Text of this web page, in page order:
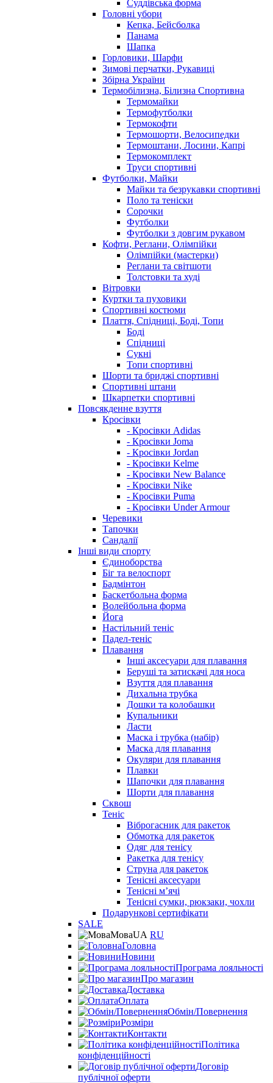
Суддівська форма
Головні убори
Кепка, Бейсболка
Панама
Шапка
Горловики, Шарфи
Зимові перчатки, Рукавиці
Збірна України
Термобілизна, Білизна Спортивна
Термомайки
Термофутболки
Термокофти
Термошорти, Велосипедки
Термоштани, Лосини, Капрі
Термокомплект
Труси спортивні
Футболки, Майки
Майки та безрукавки спортивні
Поло та теніски
Сорочки
Футболки
Футболки з довгим рукавом
Кофти, Реглани, Олімпійки
Олімпійки (мастерки)
Реглани та світшоти
Толстовки та худі
Вітровки
Куртки та пуховики
Спортивні костюми
Плаття, Спідниці, Боді, Топи
Боді
Спідниці
Сукні
Топи спортивні
Шорти та бриджі спортивні
Спортивні штани
Шкарпетки спортивні
Повсякденне взуття
Кросівки
- Кросівки Adidas
- Кросівки Joma
- Кросівки Jordan
- Кросівки Kelme
- Кросівки New Balance
- Кросівки Nike
- Кросівки Puma
- Кросівки Under Armour
Черевики
Тапочки
Сандалії
Інші види спорту
Єдиноборства
Біг та велоспорт
Бадмінтон
Баскетбольна форма
Волейбольна форма
Йога
Настільний теніс
Падел-теніс
Плавання
Інші аксесуари для плавання
Беруші та затискачі для носа
Взуття для плавання
Дихальна трубка
Дошки та колобашки
Купальники
Ласти
Маска і трубка (набір)
Маска для плавання
Окуляри для плавання
Плавки
Шапочки для плавання
Шорти для плавання
Сквош
Теніс
Віброгасник для ракеток
Обмотка для ракеток
Одяг для тенісу
Ракетка для тенісу
Струна для ракеток
Тенісні аксесуари
Тенісні мʼячі
Тенісні сумки, рюкзаки, чохли
Подарункові сертифікати
SALE
МоваUA RU
Головна
Новини
Програма лояльності
Про магазин
Доставка
Оплата
Обмін/Повернення
Розміри
Контакти
Політика
конфіденційності
Договір
публічної оферти